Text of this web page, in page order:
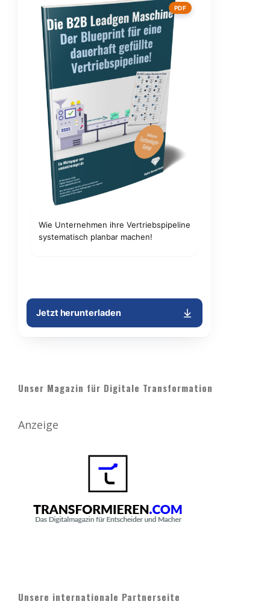
Unser Magazin für Digitale Transformation
Anzeige
Unsere internationale Partnerseite